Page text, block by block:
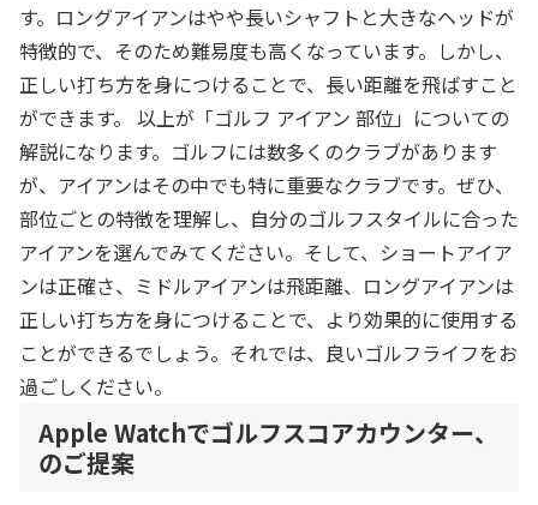
す。ロングアイアンはやや長いシャフトと大きなヘッドが
特徴的で、そのため難易度も高くなっています。しかし、
正しい打ち方を身につけることで、長い距離を飛ばすこと
ができます。 以上が「ゴルフ アイアン 部位」についての
解説になります。ゴルフには数多くのクラブがあります
が、アイアンはその中でも特に重要なクラブです。ぜひ、
部位ごとの特徴を理解し、自分のゴルフスタイルに合った
アイアンを選んでみてください。そして、ショートアイア
ンは正確さ、ミドルアイアンは飛距離、ロングアイアンは
正しい打ち方を身につけることで、より効果的に使用する
ことができるでしょう。それでは、良いゴルフライフをお
過ごしください。
Apple Watchでゴルフスコアカウンター、
のご提案